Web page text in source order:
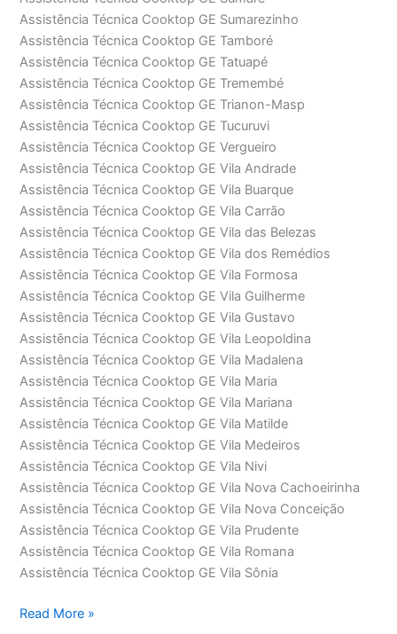
Assistência Técnica Cooktop GE Sumarezinho
Assistência Técnica Cooktop GE Tamboré
Assistência Técnica Cooktop GE Tatuapé
Assistência Técnica Cooktop GE Tremembé
Assistência Técnica Cooktop GE Trianon-Masp
Assistência Técnica Cooktop GE Tucuruvi
Assistência Técnica Cooktop GE Vergueiro
Assistência Técnica Cooktop GE Vila Andrade
Assistência Técnica Cooktop GE Vila Buarque
Assistência Técnica Cooktop GE Vila Carrão
Assistência Técnica Cooktop GE Vila das Belezas
Assistência Técnica Cooktop GE Vila dos Remédios
Assistência Técnica Cooktop GE Vila Formosa
Assistência Técnica Cooktop GE Vila Guilherme
Assistência Técnica Cooktop GE Vila Gustavo
Assistência Técnica Cooktop GE Vila Leopoldina
Assistência Técnica Cooktop GE Vila Madalena
Assistência Técnica Cooktop GE Vila Maria
Assistência Técnica Cooktop GE Vila Mariana
Assistência Técnica Cooktop GE Vila Matilde
Assistência Técnica Cooktop GE Vila Medeiros
Assistência Técnica Cooktop GE Vila Nivi
Assistência Técnica Cooktop GE Vila Nova Cachoeirinha
Assistência Técnica Cooktop GE Vila Nova Conceição
Assistência Técnica Cooktop GE Vila Prudente
Assistência Técnica Cooktop GE Vila Romana
Assistência Técnica Cooktop GE Vila Sônia
Assistência
Read More »